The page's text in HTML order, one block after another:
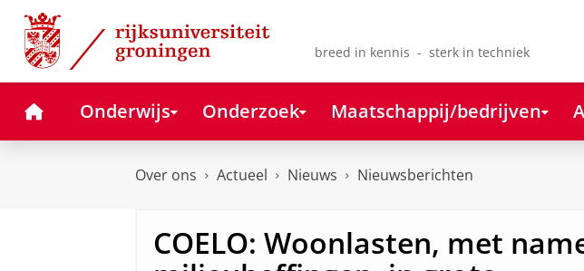
Skip
Content
Skip
Navigation
breed in kennis - sterk in techniek
HomeOnderwijs Onderzoek Maatschappij/bedrijven
Over ons Actueel Nieuws Nieuwsberichten
COELO: Woonlasten, met